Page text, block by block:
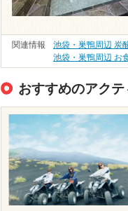
関連情報 池袋・巣鴨周辺 炭
池袋・巣鴨周辺 お
おすすめのアク